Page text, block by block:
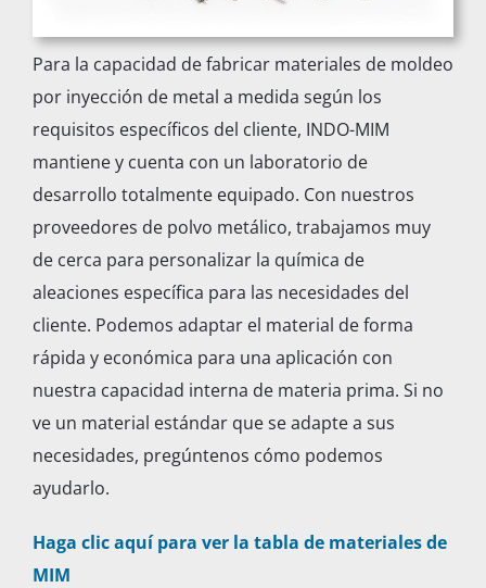
Para la capacidad de fabricar materiales de moldeo
por inyección de metal a medida según los
requisitos específicos del cliente, INDO-MIM
mantiene y cuenta con un laboratorio de
desarrollo totalmente equipado. Con nuestros
proveedores de polvo metálico, trabajamos muy
de cerca para personalizar la química de
aleaciones específica para las necesidades del
cliente. Podemos adaptar el material de forma
rápida y económica para una aplicación con
nuestra capacidad interna de materia prima. Si no
ve un material estándar que se adapte a sus
necesidades, pregúntenos cómo podemos
ayudarlo.
Haga clic aquí para ver la tabla de materiales de
MIM